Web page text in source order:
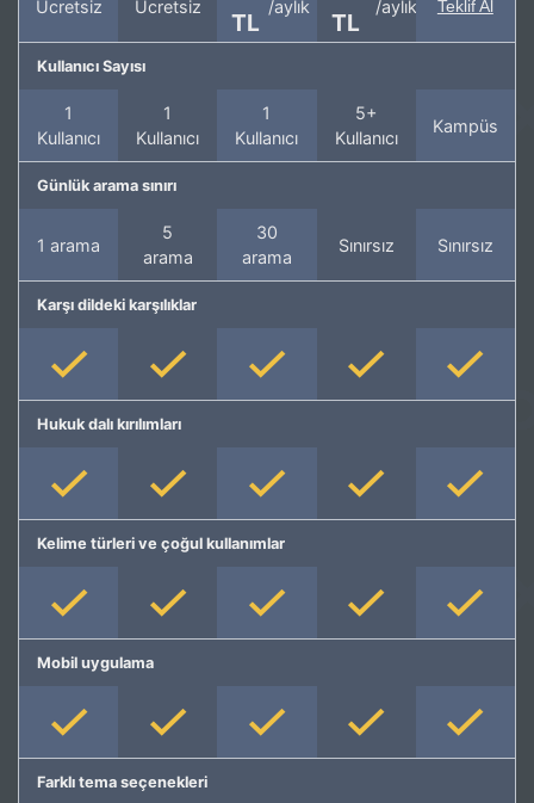
Ücretsiz Ücretsiz
TL
/aylık
TL
/aylık Teklif Al
Kullanıcı Sayısı
1
Kullanıcı
1
Kullanıcı
1
Kullanıcı
5+
Kullanıcı
Kampüs
Günlük arama sınırı
1 arama
5
arama
30
arama
Sınırsız Sınırsız
Karşı dildeki karşılıklar
Hukuk dalı kırılımları
Kelime türleri ve çoğul kullanımlar
Mobil uygulama
Farklı tema seçenekleri